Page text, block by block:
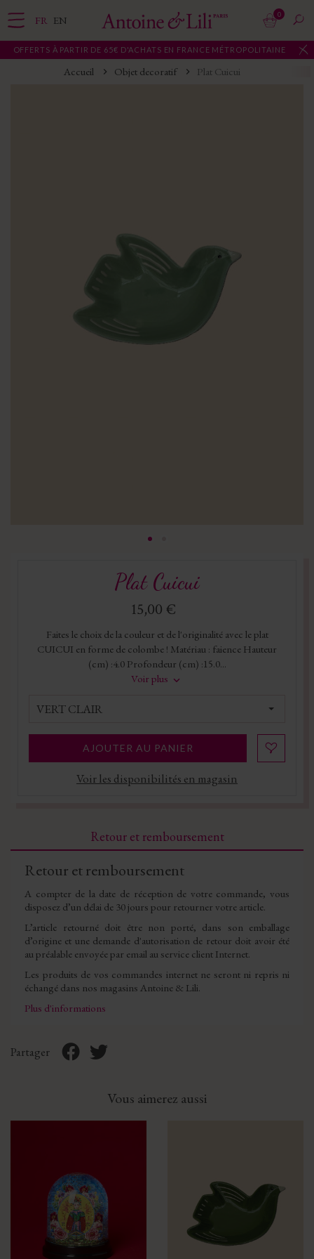
À PARTIR DE 65€ D'ACHATS EN FRANCE MÉTROPOLITAINE
FR EN 0
Accueil Objet decoratif Plat Cuicui
Plat Cuicui
15,00 €
Faites le choix de la couleur et de l'originalité avec le plat
CUICUI en forme de colombe ! Matériau : faience Hauteur
(cm) :4.0 Profondeur (cm) :15.0...
Voir plus
VERT CLAIR
AJOUTER AU PANIER
Voir les disponibilités en magasin
Retour et remboursement
Retour et remboursement
A compter de la date de réception de votre commande, vous
disposez d’un délai de 30 jours pour retourner votre article.
L’article retourné doit être non porté, dans son emballage
d’origine et une demande d'autorisation de retour doit avoir été
au préalable envoyée par email au service client Internet.
Les produits de vos commandes internet ne seront ni repris ni
échangé dans nos magasins Antoine & Lili.
Plus d'informations
Partager
Vous aimerez aussi